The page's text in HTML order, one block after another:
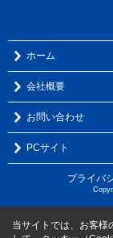
ホーム
会社概要
お問い合わせ
PCサイト
プライバ
当サイトでは、お客様